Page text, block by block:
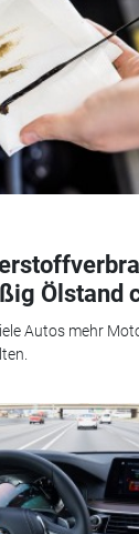
Ölstand
Autos mehr